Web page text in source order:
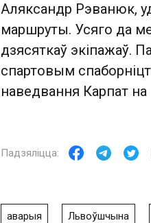
Аляксандр Рэванюк,
маршруты. Усяго да
дзясяткаў экіпажаў.
спартовым
наведвання Карпат на
аварыя Львоўшчына